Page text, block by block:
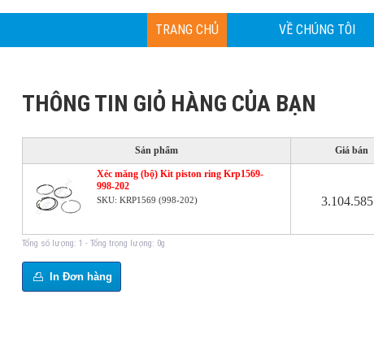
TRANG CHỦ VỀ CHÚNG TÔI
THÔNG TIN GIỎ HÀNG CỦA BẠN
Sản phẩm Giá bán
Xéc măng (bộ) Kit piston ring Krp1569-
998-202
SKU: KRP1569 (998-202) 3.104.585
Tổng số lượng: 1 - Tổng trọng lượng: 0g
In Đơn hàng